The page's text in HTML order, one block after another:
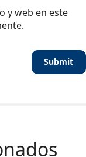
y web en este